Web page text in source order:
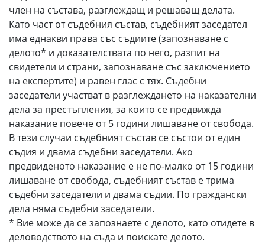
член на състава, разглеждащ и решаващ делата.
Като част от съдебния състав, съдебният заседател
има еднакви права със съдиите (запознаване с
делото* и доказателствата по него, разпит на
свидетели и страни, запознаване със заключението
на експертите) и равен глас с тях. Съдебни
заседатели участват в разглеждането на наказателни
дела за престъпления, за които се предвижда
наказание повече от 5 години лишаване от свобода.
В тези случаи съдебният състав се състои от един
съдия и двама съдебни заседатели. Ако
предвиденото наказание е не по-малко от 15 години
лишаване от свобода, съдебният състав е трима
съдебни заседатели и двама съдии. По граждански
дела няма съдебни заседатели.
* Вие може да се запознаете с делото, като отидете в
деловодството на съда и поискате делото.